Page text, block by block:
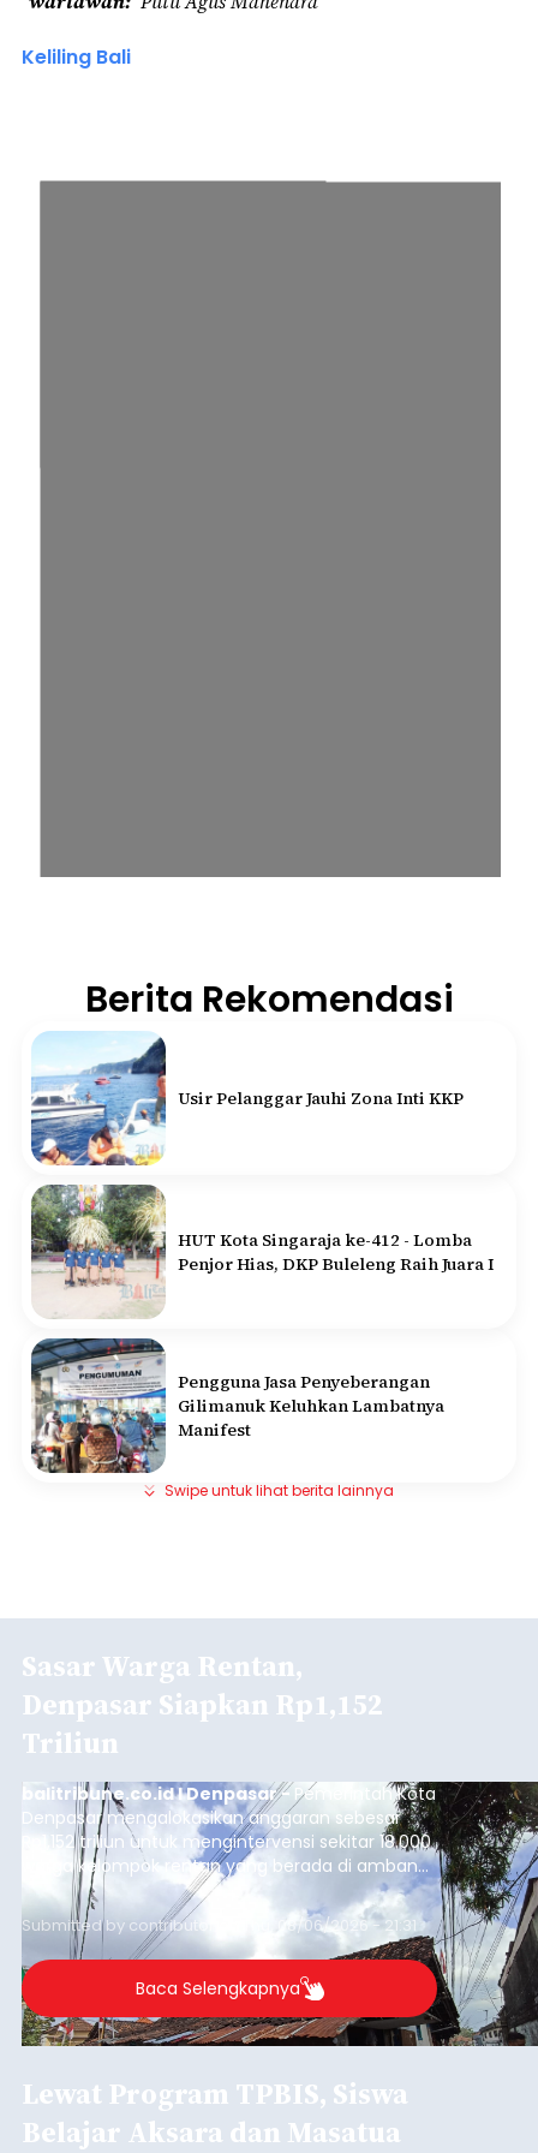
Keliling Bali
Berita Rekomendasi
Usir Pelanggar Jauhi Zona Inti KKP
HUT Kota Singaraja ke-412 - Lomba
Penjor Hias, DKP Buleleng Raih Juara I
Pengguna Jasa Penyeberangan
Gilimanuk Keluhkan Lambatnya
Manifest
Swipe untuk lihat berita lainnya
Sasar Warga Rentan,
Denpasar Siapkan Rp1,152
Triliun
balitribune.co.id I Denpasar - Pemerintah Kota
Denpasar mengalokasikan anggaran sebesar
Rp1,152 triliun untuk mengintervensi sekitar 18.000
warga kelompok rentan yang berada di ambang
garis kemiskinan. Langkah strategis ini diambil
guna menjaga masyarakat yang berada pada
kelompok desil 5 dan 6 tersebut agar tidak
merosot ke kategori miskin.
Submitted by contributor Thu, 08/06/2026 - 21:31
Baca Selengkapnya
Lewat Program TPBIS, Siswa
Belajar Aksara dan Masatua